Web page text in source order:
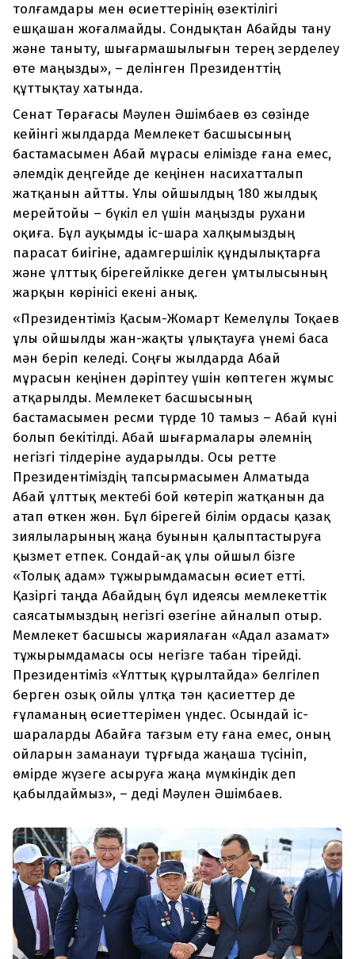
толғамдары мен өсиеттерінің өзектілігі
ешқашан жоғалмайды. Сондықтан Абайды тану
және таныту, шығармашылығын терең зерделеу
өте маңызды», – делінген Президенттің
құттықтау хатында.
Сенат Төрағасы Мәулен Әшімбаев өз сөзінде
кейінгі жылдарда Мемлекет басшысының
бастамасымен Абай мұрасы елімізде ғана емес,
әлемдік деңгейде де кеңінен насихатталып
жатқанын айтты. Ұлы ойшылдың 180 жылдық
мерейтойы – бүкіл ел үшін маңызды рухани
оқиға. Бұл ауқымды іс-шара халқымыздың
парасат биігіне, адамгершілік құндылықтарға
және ұлттық бірегейлікке деген ұмтылысының
жарқын көрінісі екені анық.
«Президентіміз Қасым-Жомарт Кемелұлы Тоқаев
ұлы ойшылды жан-жақты ұлықтауға үнемі баса
мән беріп келеді. Соңғы жылдарда Абай
мұрасын кеңінен дәріптеу үшін көптеген жұмыс
атқарылды. Мемлекет басшысының
бастамасымен ресми түрде 10 тамыз – Абай күні
болып бекітілді. Абай шығармалары әлемнің
негізгі тілдеріне аударылды. Осы ретте
Президентіміздің тапсырмасымен Алматыда
Абай ұлттық мектебі бой көтеріп жатқанын да
атап өткен жөн. Бұл бірегей білім ордасы қазақ
зиялыларының жаңа буынын қалыптастыруға
қызмет етпек. Сондай-ақ ұлы ойшыл бізге
«Толық адам» тұжырымдамасын өсиет етті.
Қазіргі таңда Абайдың бұл идеясы мемлекеттік
саясатымыздың негізгі өзегіне айналып отыр.
Мемлекет басшысы жариялаған «Адал азамат»
тұжырымдамасы осы негізге табан тірейді.
Президентіміз «Ұлттық құрылтайда» белгілеп
берген озық ойлы ұлтқа тән қасиеттер де
ғұламаның өсиеттерімен үндес. Осындай іс-
шараларды Абайға тағзым ету ғана емес, оның
ойларын заманауи тұрғыда жаңаша түсініп,
өмірде жүзеге асыруға жаңа мүмкіндік деп
қабылдаймыз», – деді Мәулен Әшімбаев.